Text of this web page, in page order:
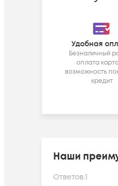
Удобная
Безналичный
оплата
возможность
кредит
Наши
Ответов:1